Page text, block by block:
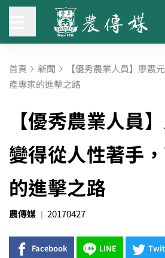
首頁 新聞 【優秀農業人員】廖
產專家的進擊之路
【優秀農業人員
變得從人性著手
的進擊之路
農傳媒 20170427
Facebook LINE